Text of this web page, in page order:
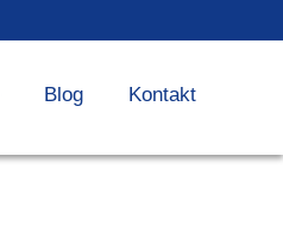
Blog Kontakt